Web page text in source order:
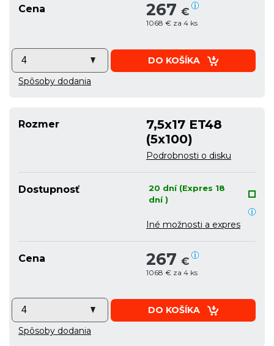
Cena 267 €
1068 € za 4 ks
DO KOŠÍKA
Spôsoby dodania
Rozmer
7,5x17 ET48
(5x100)
Podrobnosti o disku
Dostupnosť
20 dní (Expres 18
dní )
Iné možnosti a expres
Cena 267 €
1068 € za 4 ks
DO KOŠÍKA
Spôsoby dodania